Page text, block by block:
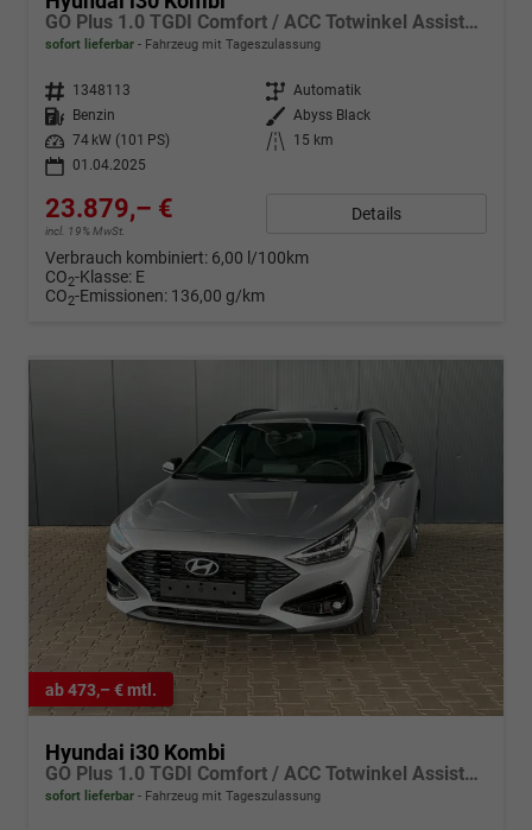
GO Plus 1.0 TGDI Comfort / ACC Totwinkel Assistent Sitz + Lenkradheizung Alu 17"
sofort lieferbar Fahrzeug mit Tageszulassung
Fahrzeugnr. 1348113 Getriebe Automatik
Kraftstoff
Benzin Außenfarbe Abyss Black
Leistung
74 kW (101 PS) Kilometerstand
15 km
01.04.2025
23.879,– €
incl. 19% MwSt.
Details
Verbrauch kombiniert: 6,00 l/100km
CO2-Klasse: E
CO2-Emissionen: 136,00 g/km
ab 473,– € mtl.
Hyundai i30 Kombi
GO Plus 1.0 TGDI Comfort / ACC Totwinkel Assistent Sitz + Lenkradheizung Alu 17"
sofort lieferbar Fahrzeug mit Tageszulassung